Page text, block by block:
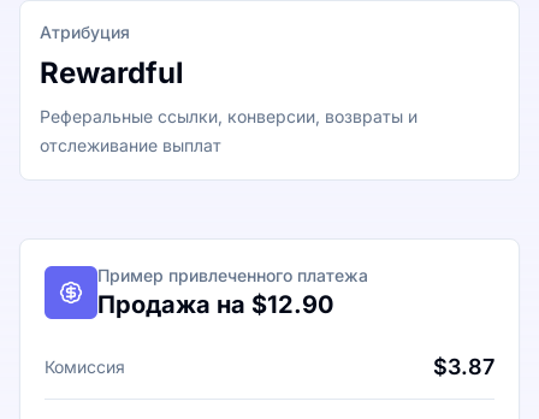
Атрибуция
Rewardful
Реферальные ссылки, конверсии, возвраты и
отслеживание выплат
Пример привлеченного платежа
Продажа на $12.90
Комиссия $3.87